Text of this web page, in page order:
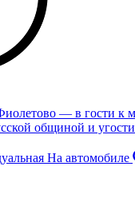
— в гости к
общиной и
На автомобиле